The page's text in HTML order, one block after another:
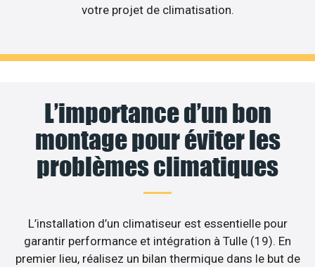
votre projet de climatisation.
L’importance d’un bon
montage pour éviter les
problèmes climatiques
L’installation d’un climatiseur est essentielle pour
garantir performance et intégration à Tulle (19). En
premier lieu, réalisez un bilan thermique dans le but de